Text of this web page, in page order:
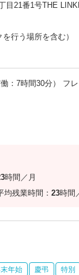
目21番1号THE
行う場所を含む）
：7時間30分） フ
時間／月
残業時間： 23時間
年始 慶弔 特別